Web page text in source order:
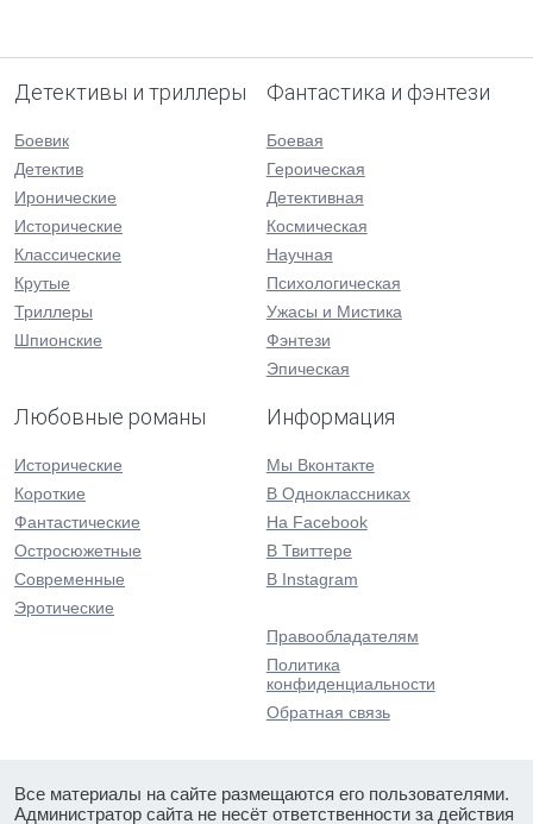
Детективы и триллеры
Боевик
Детектив
Иронические
Исторические
Классические
Крутые
Триллеры
Шпионские
Фантастика и фэнтези
Боевая
Героическая
Детективная
Космическая
Научная
Психологическая
Ужасы и Мистика
Фэнтези
Эпическая
Любовные романы
Исторические
Короткие
Фантастические
Остросюжетные
Современные
Эротические
Информация
Мы Вконтакте
В Одноклассниках
На Facebook
В Твиттере
В Instagram
Правообладателям
Политика
конфиденциальности
Обратная связь
Все материалы на сайте размещаются его пользователями.
Администратор сайта не несёт ответственности за действия